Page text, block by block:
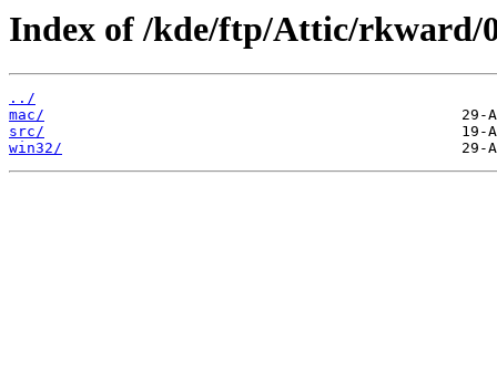
Index of /kde/ftp/Attic/rkward/
../
mac/
src/
win32/